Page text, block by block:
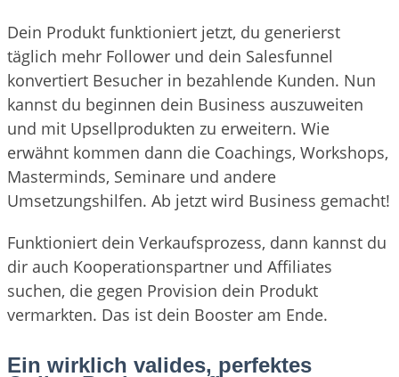
Dein Produkt funktioniert jetzt, du generierst
täglich mehr Follower und dein Salesfunnel
konvertiert Besucher in bezahlende Kunden. Nun
kannst du beginnen dein Business auszuweiten
und mit Upsellprodukten zu erweitern. Wie
erwähnt kommen dann die Coachings, Workshops,
Masterminds, Seminare und andere
Umsetzungshilfen. Ab jetzt wird Business gemacht!
Funktioniert dein Verkaufsprozess, dann kannst du
dir auch Kooperationspartner und Affiliates
suchen, die gegen Provision dein Produkt
vermarkten. Das ist dein Booster am Ende.
Ein wirklich valides, perfektes